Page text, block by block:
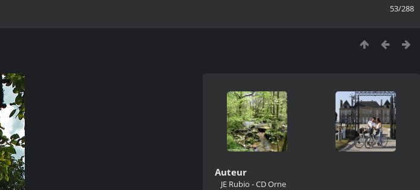
53/288
Auteur
JE Rubio - CD Orne